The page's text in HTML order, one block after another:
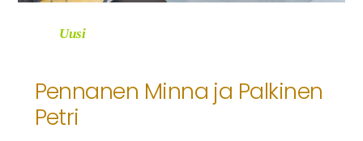
Uusi
Pennanen Minna ja Palkinen
Petri